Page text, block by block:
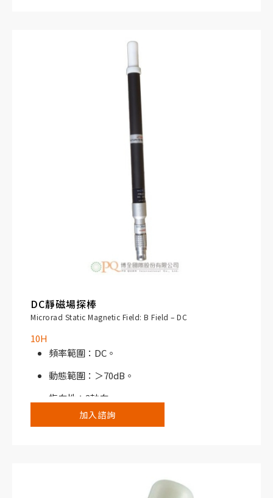
熱、熱處理及乾燥系統；電療設備及醫療設備射
頻產生器、核磁共振機；發電廠及相關的維護與
控制系統；敏感場所（醫院）；鐵路及往返運輸
測量系統；無線電信系統例如行動電話基地台、
衛星通信設備、廣播設備、WiFi、Wi-Max及
DC靜磁場探棒
Microrad Static Magnetic Field: B Field – DC
10H
頻率範圍：DC。
動態範圍：＞70dB。
指向性：3軸向。
搭配NHT310寬頻電磁場分析儀或NHT3D選頻/
加入諮詢